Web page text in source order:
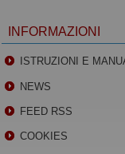
INFORMAZIONI
ISTRUZIONI E
NEWS
FEED RSS
COOKIES